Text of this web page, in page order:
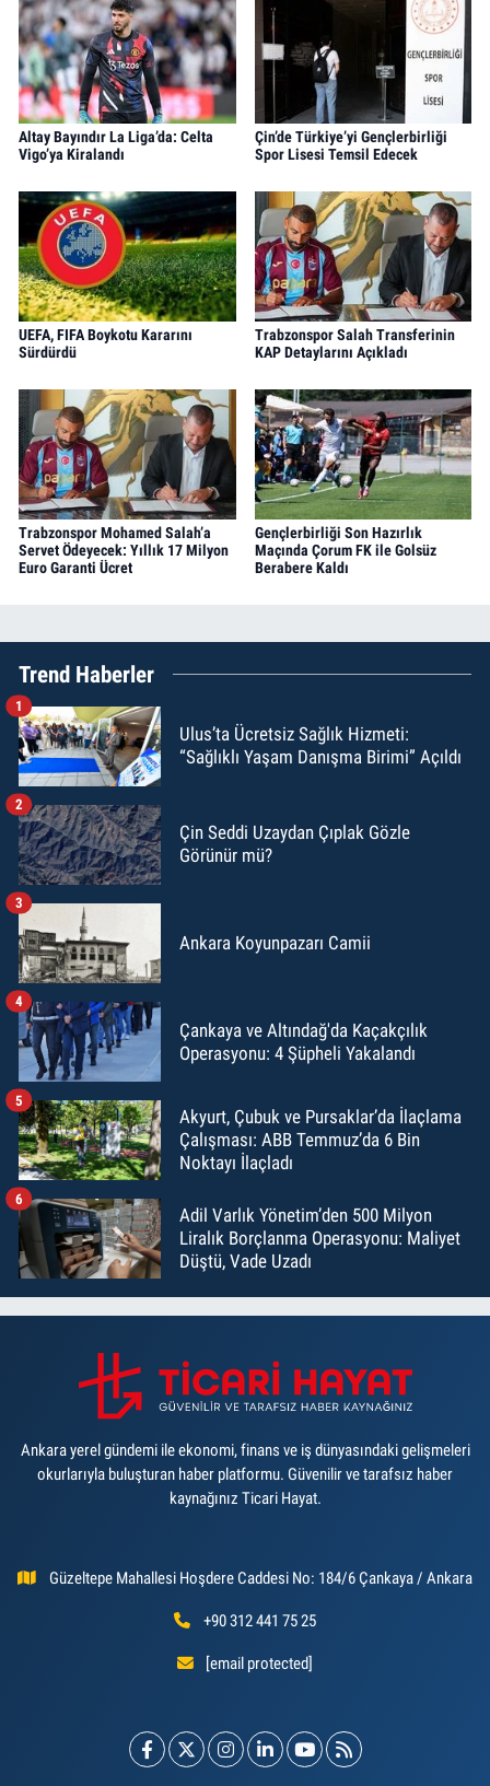
Altay Bayındır La Liga’da: Celta
Vigo’ya Kiralandı
Çin’de Türkiye’yi Gençlerbirliği
Spor Lisesi Temsil Edecek
UEFA, FIFA Boykotu Kararını
Sürdürdü
Trabzonspor Salah Transferinin
KAP Detaylarını Açıkladı
Trabzonspor Mohamed Salah’a
Servet Ödeyecek: Yıllık 17 Milyon
Euro Garanti Ücret
Gençlerbirliği Son Hazırlık
Maçında Çorum FK ile Golsüz
Berabere Kaldı
Trend Haberler
Ulus’ta Ücretsiz Sağlık Hizmeti:
“Sağlıklı Yaşam Danışma Birimi” Açıldı
1
Çin Seddi Uzaydan Çıplak Gözle
Görünür mü?
2
Ankara Koyunpazarı Camii
3
Çankaya ve Altındağ'da Kaçakçılık
Operasyonu: 4 Şüpheli Yakalandı
4
Akyurt, Çubuk ve Pursaklar’da İlaçlama
Çalışması: ABB Temmuz’da 6 Bin
Noktayı İlaçladı
5
Adil Varlık Yönetim’den 500 Milyon
Liralık Borçlanma Operasyonu: Maliyet
Düştü, Vade Uzadı
6
Ankara yerel gündemi ile ekonomi, finans ve iş dünyasındaki gelişmeleri
okurlarıyla buluşturan haber platformu. Güvenilir ve tarafsız haber
kaynağınız Ticari Hayat.
Güzeltepe Mahallesi Hoşdere Caddesi No: 184/6 Çankaya / Ankara
+90 312 441 75 25
[email protected]